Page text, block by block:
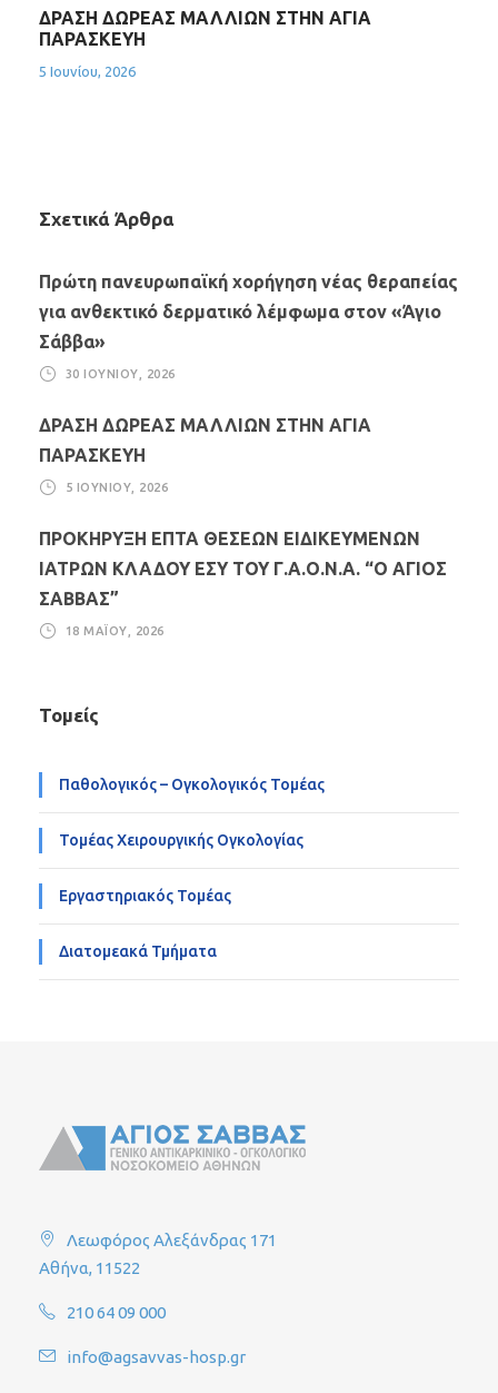
ΔΡΑΣΗ ΔΩΡΕΑΣ ΜΑΛΛΙΩΝ ΣΤΗΝ ΑΓΙΑ
ΠΑΡΑΣΚΕΥΗ
5 Ιουνίου, 2026
Σχετικά Άρθρα
Πρώτη πανευρωπαϊκή χορήγηση νέας θεραπείας
για ανθεκτικό δερματικό λέμφωμα στον «Άγιο
Σάββα»
30 ΙΟΥΝΊΟΥ, 2026
ΔΡΑΣΗ ΔΩΡΕΑΣ ΜΑΛΛΙΩΝ ΣΤΗΝ ΑΓΙΑ
ΠΑΡΑΣΚΕΥΗ
5 ΙΟΥΝΊΟΥ, 2026
ΠΡΟΚΗΡΥΞΗ ΕΠΤΑ ΘΕΣΕΩΝ ΕΙΔΙΚΕΥΜΕΝΩΝ
ΙΑΤΡΩΝ ΚΛΑΔΟΥ ΕΣΥ ΤΟΥ Γ.Α.Ο.Ν.Α. “Ο ΑΓΙΟΣ
ΣΑΒΒΑΣ”
18 ΜΑΪ́ΟΥ, 2026
Τομείς
Παθολογικός – Ογκολογικός Τομέας
Τομέας Χειρουργικής Ογκολογίας
Εργαστηριακός Τομέας
Διατομεακά Τμήματα
Λεωφόρος Αλεξάνδρας 171
Αθήνα, 11522
210 64 09 000
info@agsavvas-hosp.gr